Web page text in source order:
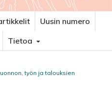
Uusin numero
Tietoa
työn ja talouksien